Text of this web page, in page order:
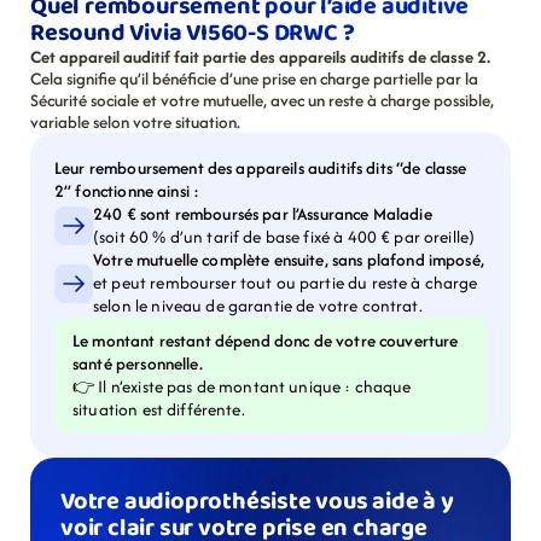
Resound Vivia VI560-S DRWC ?
Cet appareil auditif fait partie des appareils auditifs de classe 2.
Cela signifie qu’il bénéficie d’une prise en charge partielle par la
Sécurité sociale et votre mutuelle, avec un reste à charge possible,
variable selon votre situation.
Leur remboursement des appareils auditifs dits “de classe
2” fonctionne ainsi :
240 € sont remboursés par l’Assurance Maladie
(soit 60 % d’un tarif de base fixé à 400 € par oreille)
Votre mutuelle complète ensuite, sans plafond imposé,
et peut rembourser tout ou partie du reste à charge
selon le niveau de garantie de votre contrat.
Le montant restant dépend donc de votre couverture
santé personnelle.
👉 Il n’existe pas de montant unique : chaque
situation est différente.
Votre audioprothésiste vous aide à y
voir clair sur votre prise en charge